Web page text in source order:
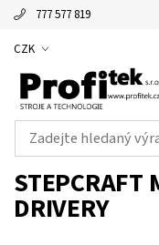
777 577 819
CZK
STEPCRAFT
DRIVERY
Alžbětka